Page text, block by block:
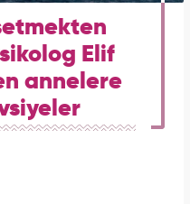
Elif
annelere